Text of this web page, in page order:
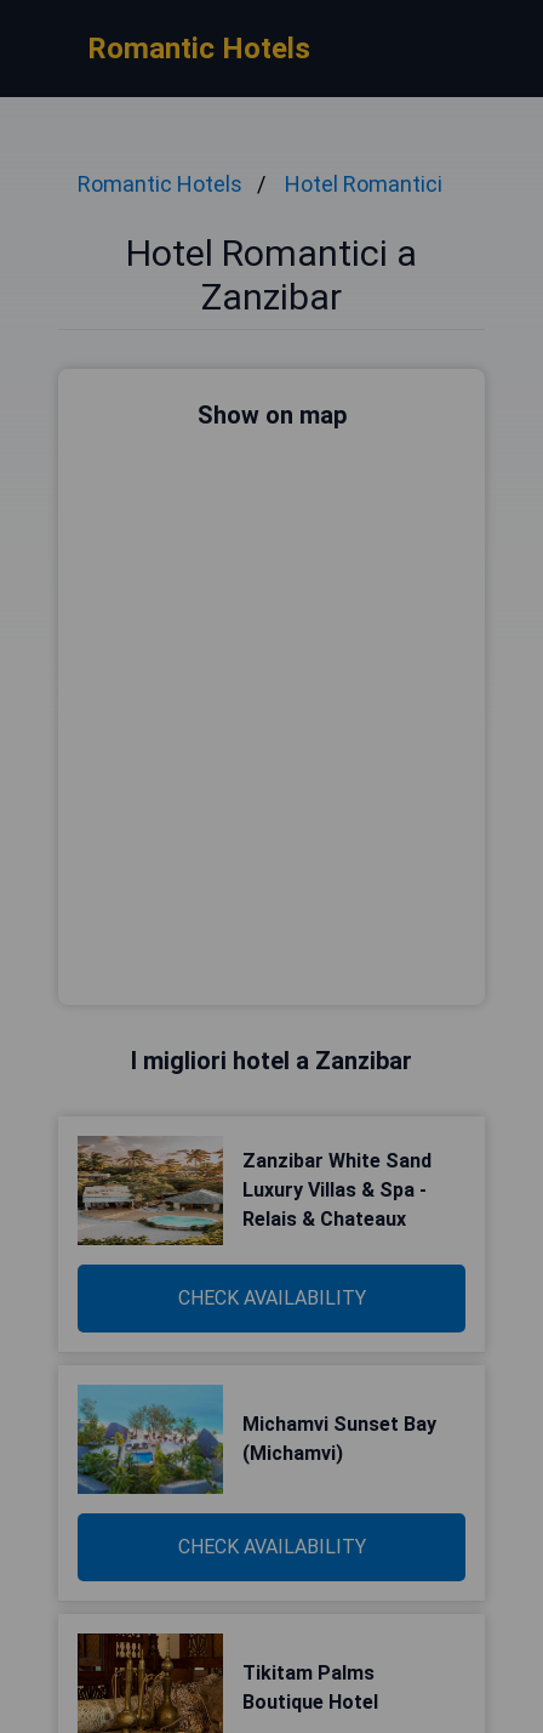
Romantic Hotels
Romantic Hotels Hotel Romantici
Hotel Romantici a
Zanzibar
Show on map
I migliori hotel a Zanzibar
Zanzibar White Sand
Luxury Villas & Spa -
Relais & Chateaux
CHECK AVAILABILITY
Michamvi Sunset Bay
(Michamvi)
CHECK AVAILABILITY
Tikitam Palms
Boutique Hotel